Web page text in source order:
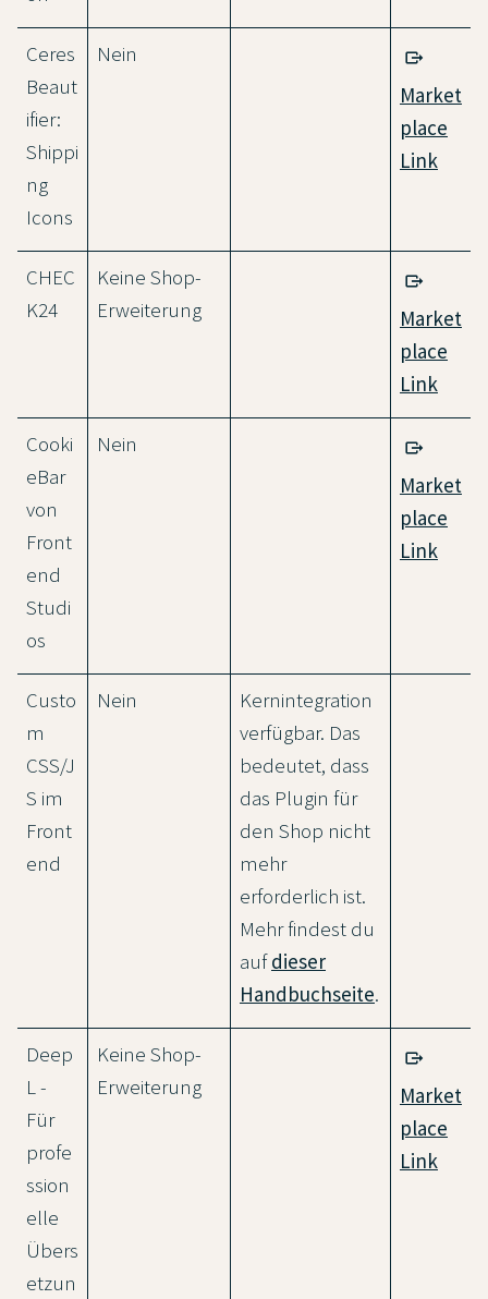
Ceres
Beaut
ifier:
Shippi
ng
Icons
Nein
Market
place
Link
CHEC
K24
Keine Shop-
Erweiterung
Market
place
Link
Cooki
eBar
von
Front
end
Studi
os
Nein
Market
place
Link
Custo
m
CSS/J
S im
Front
end
Nein
Kernintegration
verfügbar. Das
bedeutet, dass
das Plugin für
den Shop nicht
mehr
erforderlich ist.
Mehr findest du
aufdieser
Handbuchseite.
Deep
L -
Für
profe
ssion
elle
Übers
etzun
Keine Shop-
Erweiterung
Market
place
Link